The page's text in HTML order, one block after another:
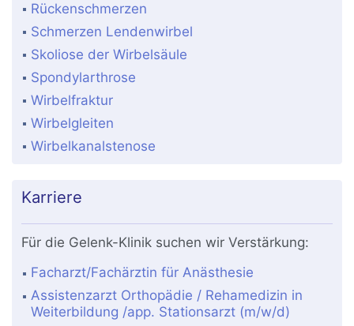
Rückenschmerzen
Schmerzen Lendenwirbel
Skoliose der Wirbelsäule
Spondylarthrose
Wirbelfraktur
Wirbelgleiten
Wirbelkanalstenose
Karriere
Für die Gelenk-Klinik suchen wir Verstärkung:
Facharzt/Fachärztin für Anästhesie
Assistenzarzt Orthopädie / Rehamedizin in
Weiterbildung /app. Stationsarzt (m/w/d)